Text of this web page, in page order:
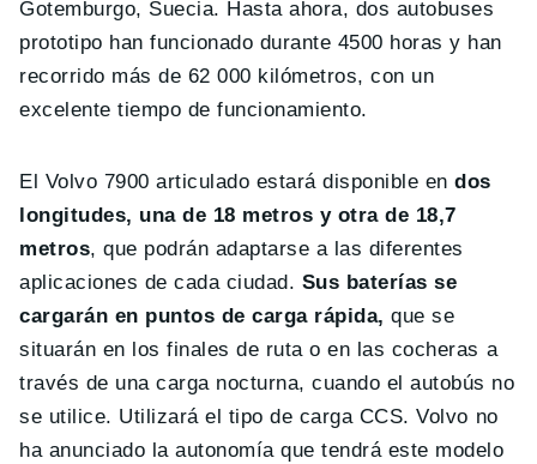
Gotemburgo, Suecia. Hasta ahora, dos autobuses
prototipo han funcionado durante 4500 horas y han
recorrido más de 62 000 kilómetros, con un
excelente tiempo de funcionamiento.
El Volvo 7900 articulado estará disponible endos
longitudes, una de 18 metros y otra de 18,7
metros, que podrán adaptarse a las diferentes
aplicaciones de cada ciudad. Sus baterías se
cargarán en puntos de carga rápida, que se
situarán en los finales de ruta o en las cocheras a
través de una carga nocturna, cuando el autobús no
se utilice. Utilizará el tipo de carga CCS. Volvo no
ha anunciado la autonomía que tendrá este modelo